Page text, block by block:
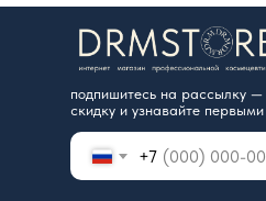
+7
подпишитесь на рассылку —
скидку и узнавайте